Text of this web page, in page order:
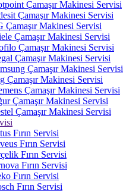
Çamaşır Makinesi Servisi
Çamaşır Makinesi Servisi
Çamaşır Makinesi Servisi
Çamaşır Makinesi Servisi
Çamaşır Makinesi Servisi
Çamaşır Makinesi Servisi
Çamaşır Makinesi Servisi
Çamaşır Makinesi Servisi
Çamaşır Makinesi Servisi
Çamaşır Makinesi Servisi
Çamaşır Makinesi Servisi
Fırın Servisi
Fırın Servisi
Fırın Servisi
Fırın Servisi
Fırın Servisi
Fırın Servisi